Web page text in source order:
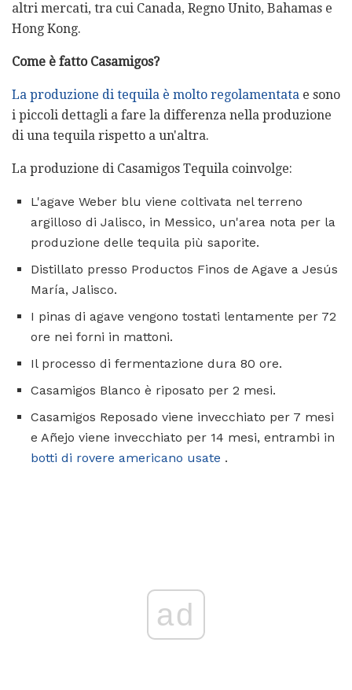
altri mercati, tra cui Canada, Regno Unito, Bahamas e
Hong Kong.
Come è fatto Casamigos?
La produzione di tequila è molto regolamentata e sono
i piccoli dettagli a fare la differenza nella produzione
di una tequila rispetto a un'altra.
La produzione di Casamigos Tequila coinvolge:
L'agave Weber blu viene coltivata nel terreno
argilloso di Jalisco, in Messico, un'area nota per la
produzione delle tequila più saporite.
Distillato presso Productos Finos de Agave a Jesús
María, Jalisco.
I pinas di agave vengono tostati lentamente per 72
ore nei forni in mattoni.
Il processo di fermentazione dura 80 ore.
Casamigos Blanco è riposato per 2 mesi.
Casamigos Reposado viene invecchiato per 7 mesi
e Añejo viene invecchiato per 14 mesi, entrambi in
botti di rovere americano usate .
ad